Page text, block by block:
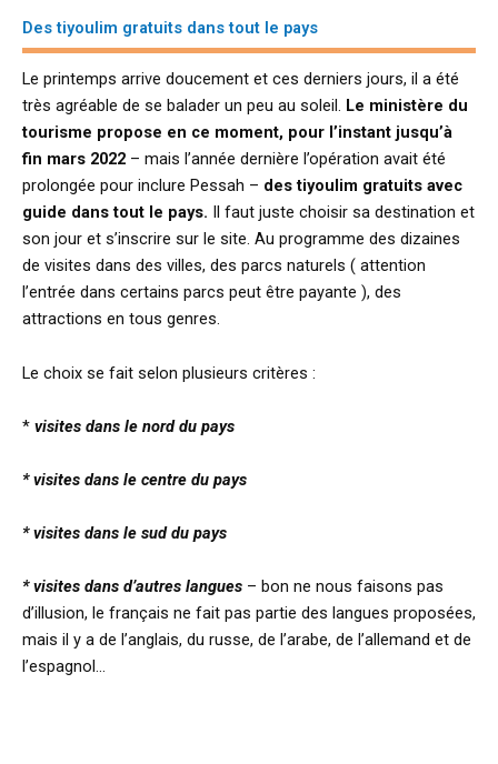
Des tiyoulim gratuits dans tout le pays
Le printemps arrive doucement et ces derniers jours, il a été
très agréable de se balader un peu au soleil. Le ministère du
tourisme propose en ce moment, pour l’instant jusqu’à
fin mars 2022 – mais l’année dernière l’opération avait été
prolongée pour inclure Pessah – des tiyoulim gratuits avec
guide dans tout le pays. Il faut juste choisir sa destination et
son jour et s’inscrire sur le site. Au programme des dizaines
de visites dans des villes, des parcs naturels ( attention
l’entrée dans certains parcs peut être payante ), des
attractions en tous genres.
Le choix se fait selon plusieurs critères :
* visites dans le nord du pays
* visites dans le centre du pays
* visites dans le sud du pays
* visites dans d’autres langues – bon ne nous faisons pas
d’illusion, le français ne fait pas partie des langues proposées,
mais il y a de l’anglais, du russe, de l’arabe, de l’allemand et de
l’espagnol…